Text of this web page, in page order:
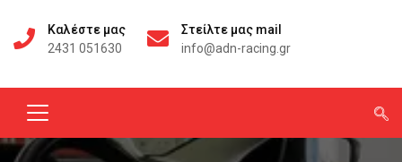
Καλέστε μας
2431 051630
Στείλτε μας mail
info@adn-racing.gr